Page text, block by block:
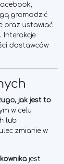
gromadzić
oraz ustawiać
Interakcje
dostawców
jak jest to
w celu
lub
zmianie w
jest